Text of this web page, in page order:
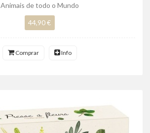
Animais de todo o Mundo
44,90 €
Comprar Info